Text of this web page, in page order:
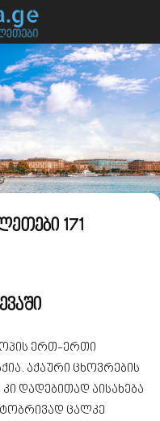
171
ერთ-ერთი
აქაური ცხოვრების
დადებითად აისახება
ცალკე